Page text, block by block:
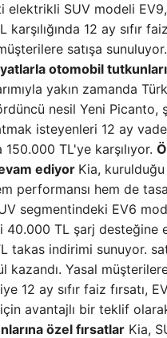
elektrikli SUV modeli
karşılığında 12 ay sıfır
satışa
otomobil
yakın zamanda
nesil Yeni Picanto,
isteyenleri 12 ay
150.000 TL'ye karşılıyor.
ediyor Kia,
performansı hem de
segmentindeki EV6
40.000 TL şarj desteğine
takas indirimi sunuyor.
kazandı. Yasal
12 ay sıfır faiz fırsatı,
avantajlı bir teklif
özel fırsatlar Kia,